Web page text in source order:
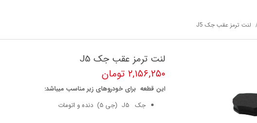
لنت ترمز عقب جک J5
لنت ترمز عقب جک J5
۲,۱۵۶,۲۵۰ تومان
این قطعه برای خودروهای زیر مناسب میباشد:
جک J5 (جی 5) دنده و اتومات